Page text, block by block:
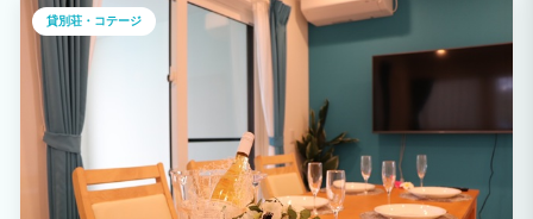
貸別荘・コテージ